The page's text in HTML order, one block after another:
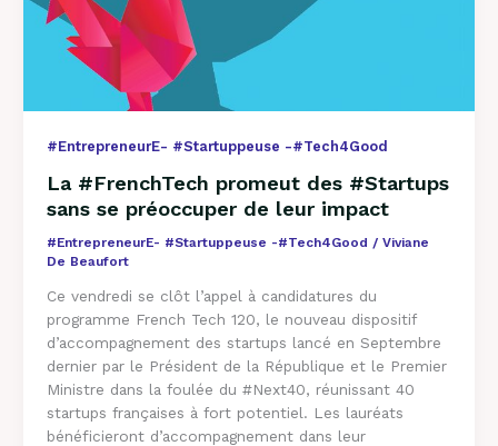
#EntrepreneurE- #Startuppeuse -#Tech4Good
La #FrenchTech promeut des #Startups
sans se préoccuper de leur impact
#EntrepreneurE- #Startuppeuse -#Tech4Good / Viviane
De Beaufort
Ce vendredi se clôt l’appel à candidatures du
programme French Tech 120, le nouveau dispositif
d’accompagnement des startups lancé en Septembre
dernier par le Président de la République et le Premier
Ministre dans la foulée du #Next40, réunissant 40
startups françaises à fort potentiel. Les lauréats
bénéficieront d’accompagnement dans leur
sans
préoccuper